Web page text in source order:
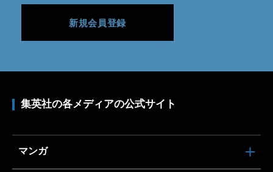
新規会員登録
集英社の各メディアの公式サイト
マンガ